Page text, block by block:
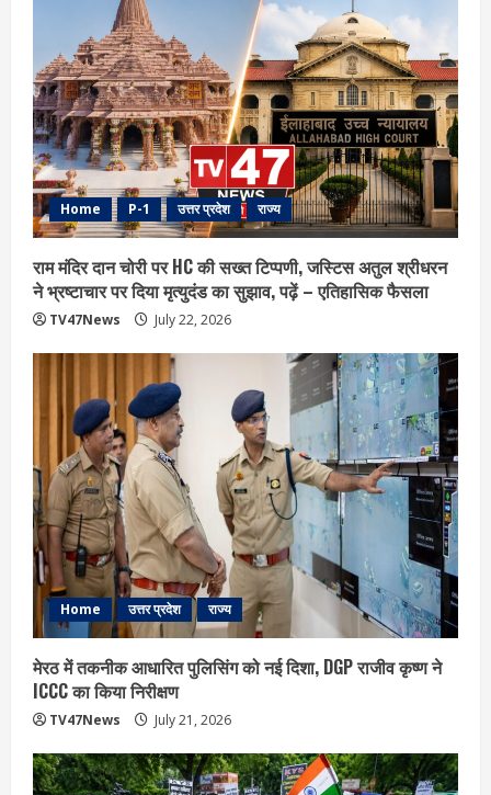
Home P-1 उत्तर प्रदेश राज्य
राम मंदिर दान चोरी पर HC की सख्त टिप्पणी, जस्टिस अतुल श्रीधरन
ने भ्रष्टाचार पर द‍िया मृत्युदंड का सुझाव, पढ़ें – एत‍िहास‍िक फैसला
TV47News July 22, 2026
Home उत्तर प्रदेश राज्य
मेरठ में तकनीक आधारित पुलिसिंग को नई दिशा, DGP राजीव कृष्ण ने
ICCC का किया निरीक्षण
TV47News July 21, 2026